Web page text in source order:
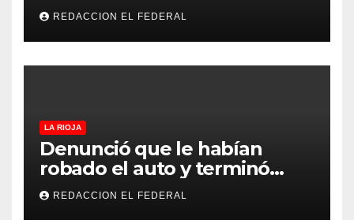
despliegue en La Rioja y
desembarcó en Aimogasta
REDACCION EL FEDERAL
LA RIOJA
Denunció que le habían
robado el auto y terminó
confesando que su hermano
lo empeñó por drogas
REDACCION EL FEDERAL